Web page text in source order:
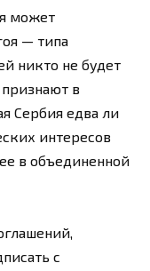
может
— типа
никто не будет
признают в
Сербия едва ли
интересов
в объединенной
с